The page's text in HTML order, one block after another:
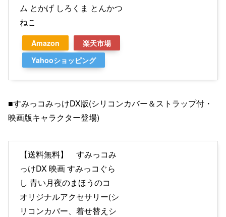
ム とかげ しろくま とんかつ
ねこ
Amazon
楽天市場
Yahooショッピング
■すみっコみっけDX版(シリコンカバー＆ストラップ付・
映画版キャラクター登場)
【送料無料】 すみっコみ
っけDX 映画 すみっコぐら
し 青い月夜のまほうのコ
オリジナルアクセサリー(シ
リコンカバー、着せ替えシ